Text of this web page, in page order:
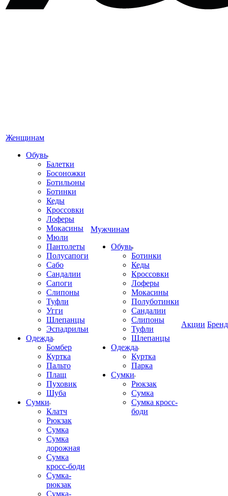
Женщинам
Обувь
Балетки
Босоножки
Ботильоны
Ботинки
Кеды
Кроссовки
Лоферы
Мокасины
Мюли
Пантолеты
Полусапоги
Сабо
Сандалии
Сапоги
Слипоны
Туфли
Угги
Шлепанцы
Эспадрильи
Одежда
Бомбер
Куртка
Пальто
Плащ
Пуховик
Шуба
Сумки
Клатч
Рюкзак
Сумка
Сумка
дорожная
Сумка
кросс-боди
Сумка-
рюкзак
Сумка-
Мужчинам
Обувь
Ботинки
Кеды
Кроссовки
Лоферы
Мокасины
Полуботинки
Сандалии
Слипоны
Туфли
Шлепанцы
Одежда
Куртка
Парка
Сумки
Рюкзак
Сумка
Сумка кросс-
боди
Акции